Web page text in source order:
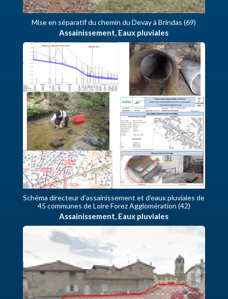
Mise en séparatif du chemin du Devay à Brindas (69)
Assainissement, Eaux pluviales
Schéma directeur d’assainissement et d’eaux pluviales de
45 communes de Loire Forez Agglomération (42)
Assainissement, Eaux pluviales